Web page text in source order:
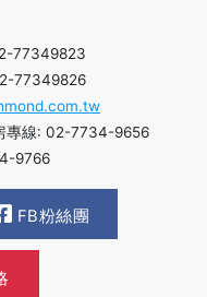
77349823
77349826
專線: 02-7734-9656
9766
FB粉絲團